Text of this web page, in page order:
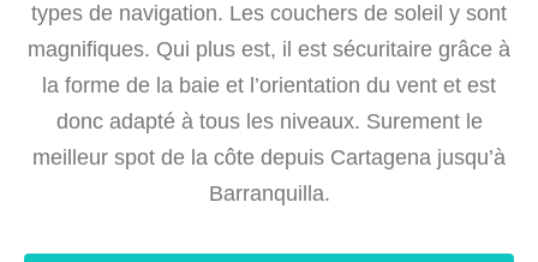
types de navigation. Les couchers de soleil y sont
magnifiques. Qui plus est, il est sécuritaire grâce à
la forme de la baie et l’orientation du vent et est
donc adapté à tous les niveaux. Surement le
meilleur spot de la côte depuis Cartagena jusqu’à
Barranquilla.